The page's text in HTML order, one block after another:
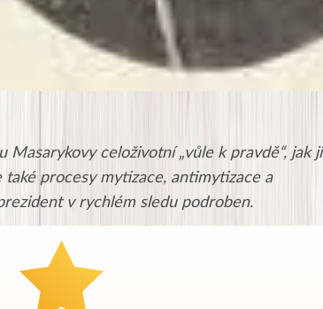
Masarykovy celoživotní „vůle k pravdě“, jak ji
také procesy mytizace, antimytizace a
v rychlém sledu podroben.